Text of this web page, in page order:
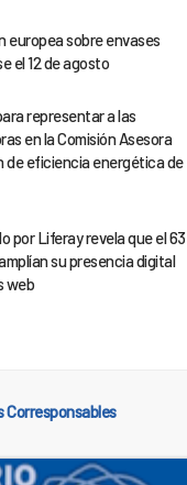
europea sobre envases
el 12 de agosto
representar a las
en la Comisión Asesora
de eficiencia energética de
por Liferay revela que el 63
su presencia digital
web
Corresponsables